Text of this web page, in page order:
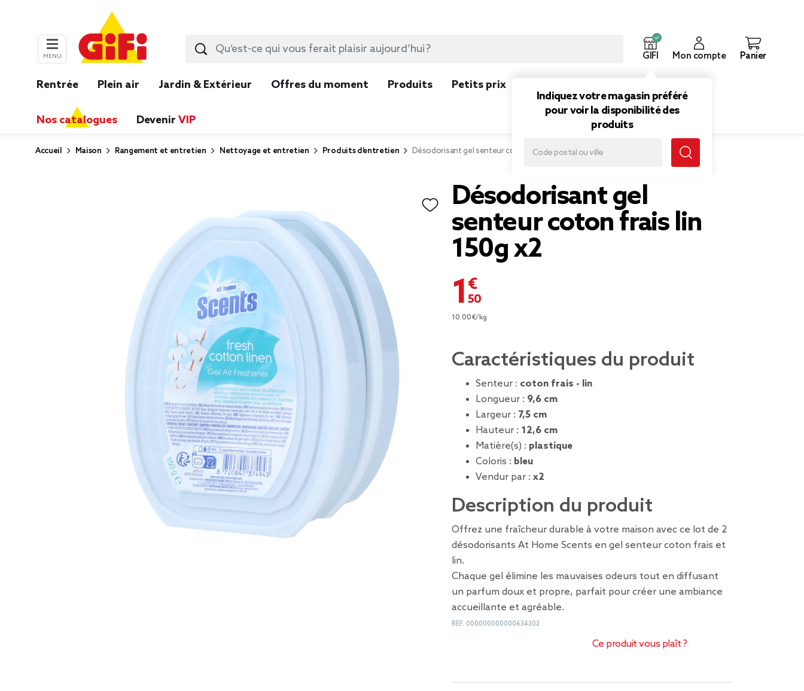
MENU GIFI
Indiquez votre magasin préféré
pour voir la disponibilité des
produits
Mon compte Panier
Rentrée Plein air Jardin & Extérieur Offres du moment Produits Petits prix
Nos catalogues Devenir VIP
Accueil Maison Rangement et entretien Nettoyage et entretien Produits d’entretien Désodorisant gel senteur coton frais lin 150g x2
Désodorisant gel
senteur coton frais lin
150g x2
1,50 €
10.00€/kg
Caractéristiques du produit
Senteur : coton frais - lin
Longueur : 9,6 cm
Largeur : 7,5 cm
Hauteur : 12,6 cm
Matière(s) : plastique
Coloris : bleu
Vendur par : x2
Description du produit
Offrez une fraîcheur durable à votre maison avec ce lot de 2
désodorisants At Home Scents en gel senteur coton frais et
lin.
Chaque gel élimine les mauvaises odeurs tout en diffusant
un parfum doux et propre, parfait pour créer une ambiance
accueillante et agréable.
REF. 000000000000634302
Ce produit vous plaît ?